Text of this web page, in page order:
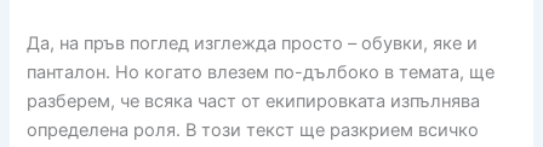
Да, на пръв поглед изглежда просто – обувки, яке и
панталон. Но когато влезем по-дълбоко в темата, ще
разберем, че всяка част от екипировката изпълнява
определена роля. В този текст ще разкрием всичко